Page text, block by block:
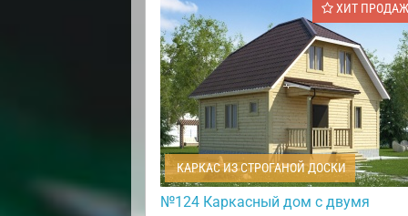
ХИТ ПРОДАЖ
КАРКАС ИЗ СТРОГАНОЙ ДОСКИ
№124 Каркасный дом с двумя